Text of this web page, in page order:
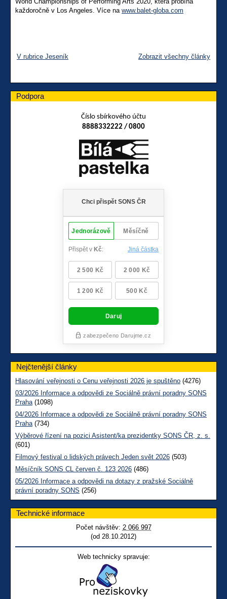
každoročně v Los Angeles. Více na www.balet-globa.com
V rubrice Jeseník Zobrazit všechny články
Podpora
Číslo sbírkového účtu
8888332222 / 0800
Nejčtenější články
Hlasování veřejnosti o Cenu veřejnosti 2026 je spuštěno (4276)
03/2026 Informace a odpovědi ze Sociálně právní poradny SONS
Praha(1098)
04/2026 Informace a odpovědi ze Sociálně právní poradny SONS
Praha(734)
Výběrové řízení na pozici Asistent/ka prezidentky SONS ČR, z. s.
(601)
Filmový festival o lidských právech Jeden svět 2026 (503)
Měsíčník SONS CL červen č. 123 2026 (486)
05/2026 Informace a odpovědi na dotazy z pražské Sociálně
právní poradny SONS (256)
Technické informace
Počet návštěv: 2 066 997
(od 28.10.2012)
Web technicky spravuje: